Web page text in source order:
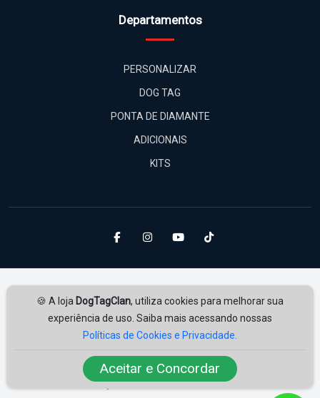
🍪 A loja DogTagClan, utiliza cookies para melhorar sua
experiência de uso. Saiba mais acessando nossas
Políticas de Cookies e Privacidade.
Aceitar e Concordar
Departamentos
PERSONALIZAR
DOG TAG
PONTA DE DIAMANTE
ADICIONAIS
KITS
Desenvolvido porAmplie Soluções
ampliesolucoes.com.br
© 2026 | Todos os direitos reservados.